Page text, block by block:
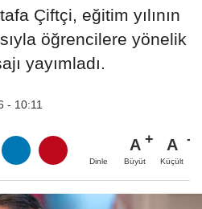
Çiftçi, eğitim yılının
öğrencilere yönelik
yayımladı.
- 10:11
Dinle
A
Büyüt
A
Küçült